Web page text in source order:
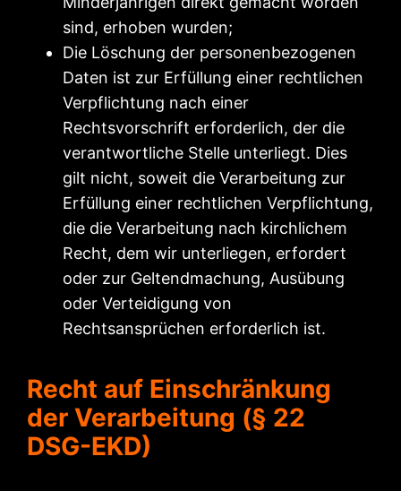
sind, erhoben wurden;
Die Löschung der personenbezogenen
Daten ist zur Erfüllung einer rechtlichen
Verpflichtung nach einer
Rechtsvorschrift erforderlich, der die
verantwortliche Stelle unterliegt. Dies
gilt nicht, soweit die Verarbeitung zur
Erfüllung einer rechtlichen Verpflichtung,
die die Verarbeitung nach kirchlichem
Recht, dem wir unterliegen, erfordert
oder zur Geltendmachung, Ausübung
oder Verteidigung von
Rechtsansprüchen erforderlich ist.
Recht auf Einschränkung
der Verarbeitung (§ 22
DSG-EKD)